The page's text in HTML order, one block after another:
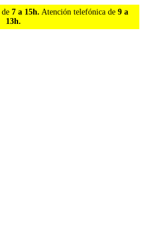
de 7 a 15h. Atención telefónica de 9 a
13h.